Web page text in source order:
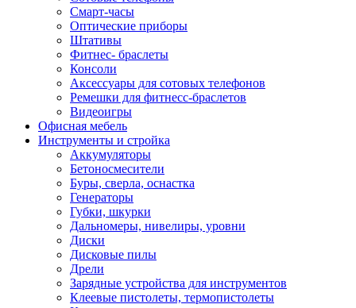
Смарт-часы
Оптические приборы
Штативы
Фитнес- браслеты
Консоли
Аксессуары для сотовых телефонов
Ремешки для фитнесс-браслетов
Видеоигры
Офисная мебель
Инструменты и стройка
Аккумуляторы
Бетоносмесители
Буры, сверла, оснастка
Генераторы
Губки, шкурки
Дальномеры, нивелиры, уровни
Диски
Дисковые пилы
Дрели
Зарядные устройства для инструментов
Клеевые пистолеты, термопистолеты